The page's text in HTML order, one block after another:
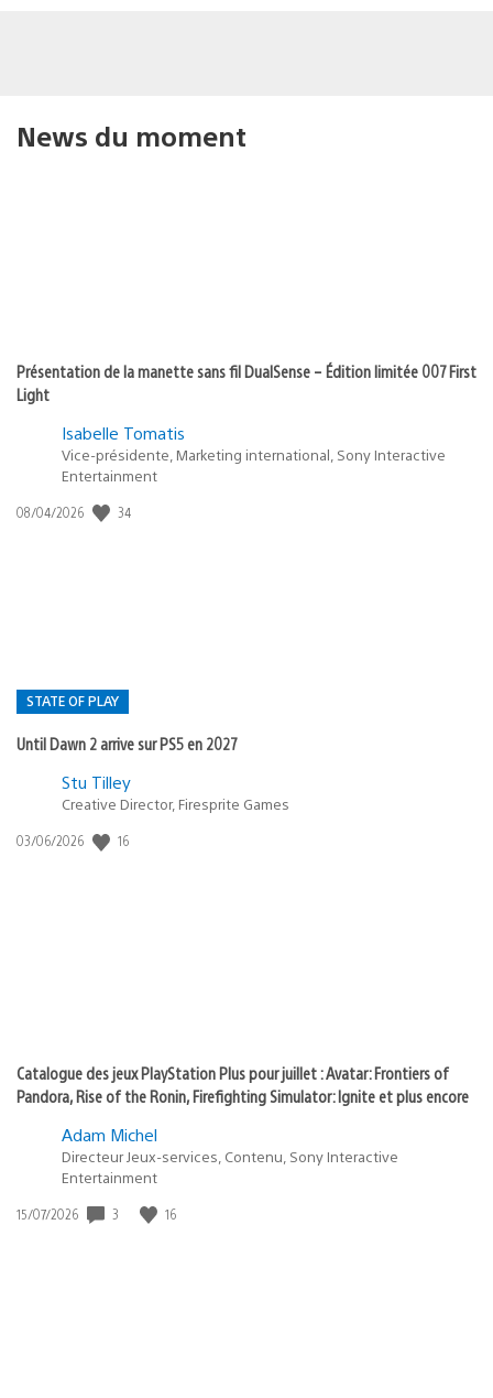
News du moment
Présentation de la manette sans fil DualSense – Édition limitée 007 First
Light
Isabelle Tomatis
Vice-présidente, Marketing international, Sony Interactive
Entertainment
Date
08/04/2026 34
STATE OF PLAY
Until Dawn 2 arrive sur PS5 en 2027
Postée
:
Stu Tilley
Creative Director, Firesprite Games
Date
03/06/2026 16
Catalogue des jeux PlayStation Plus pour juillet : Avatar: Frontiers of
Pandora, Rise of the Ronin, Firefighting Simulator: Ignite et plus encore
Adam Michel
Directeur Jeux-services, Contenu, Sony Interactive
Entertainment
Date
15/07/2026 3 16